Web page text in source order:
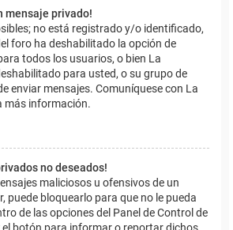
mensaje privado!
no está registrado y/o identificado,
foro ha deshabilitado la opción de
todos los usuarios, o bien La
para usted, o su grupo de
enviar mensajes. Comuníquese con La
más información.
no deseados!
maliciosos u ofensivos de un
puede bloquearlo para que no le pueda
de las opciones del Panel de Control de